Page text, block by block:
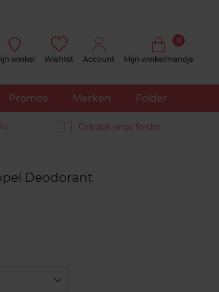
winkel Wishlist Account Mijn winkelmandje
0
Promos Merken Folder
Ontdek onze folder
Deodorant